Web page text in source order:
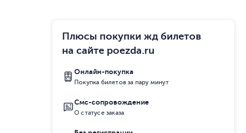
Плюсы покупки жд билетов
на сайте poezda.ru
Онлайн-покупка
Покупка билетов за пару минут
Смс-сопровождение
О статусе заказа